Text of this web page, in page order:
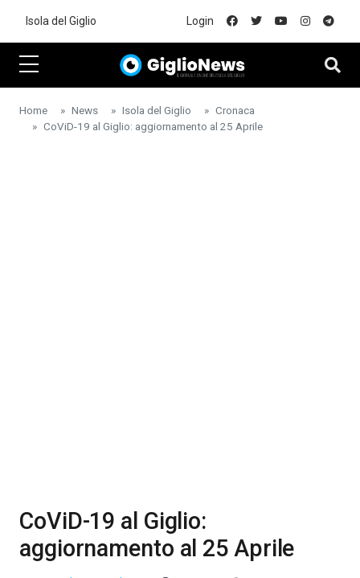
Isola del Giglio Login
Home News Isola del Giglio
Cronaca
CoViD-19 al Giglio: aggiornamento al 25 Aprile
CoViD-19 al Giglio:
aggiornamento al 25 Aprile